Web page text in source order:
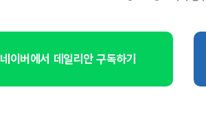
네이버에서 데일리안 구독하기